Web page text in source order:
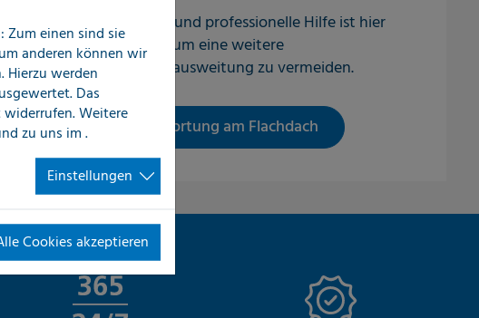
Schnelle und professionelle Hilfe ist hier
gefragt, um eine weitere
Schadenausweitung zu vermeiden.
Leckortung am Flachdach
Zum einen sind sie
anderen können wir
Hierzu werden
Das
Weitere
zu uns im.
Einstellungen
Cookies akzeptieren